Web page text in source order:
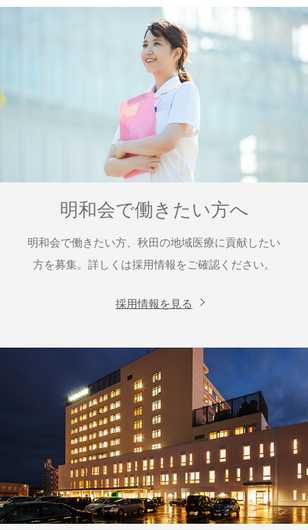
明和会で働きたい方へ
明和会で働きたい方、秋田の地域医療に貢献したい
方を募集。詳しくは採用情報をご確認ください。
採用情報を見る